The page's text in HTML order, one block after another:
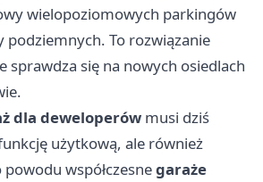
wielopoziomowych parkingów
podziemnych. To rozwiązanie
sprawdza się na nowych osiedlach
dla deweloperów musi dziś
użytkową, ale również
współczesnegaraże